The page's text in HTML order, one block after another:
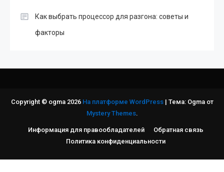
Как выбрать процессор для разгона: советы и
факторы
Copyright © ogma 2026 На платформе WordPress | Тема: Ogma от
Mystery Themes.
Информация для правообладателей
Обратная связь
Политика конфиденциальности